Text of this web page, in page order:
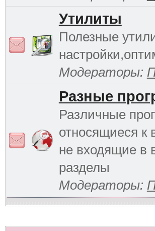
Утилиты
Полезные
Модераторы:
Разные
Различные
относящиеся к
не входящие в
разделы
Модераторы: